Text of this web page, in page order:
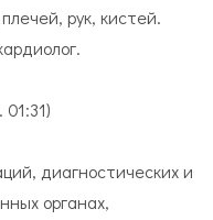
рук, кистей.
01:31)
диагностических и
органах,